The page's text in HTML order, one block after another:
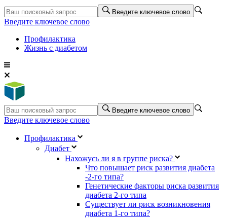
Введите ключевое слово
Введите ключевое слово
Профилактика
Жизнь с диабетом
Введите ключевое слово
Введите ключевое слово
Профилактика
Диабет
Нахожусь ли я в группе риска?
Что повышает риск развития диабета
-2-го типа?
Генетические факторы риска развития
диабета 2-го типа
Существует ли риск возникновения
диабета 1-го типа?